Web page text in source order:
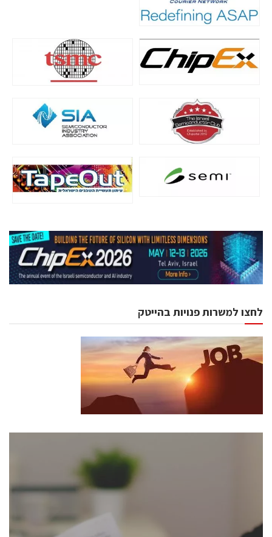
לחצו למשרות פנויות בהייטק
כנסים ואירועים
לכל העוסקים בתעשיית הסמיקונדקטור כולל מהנדסים,